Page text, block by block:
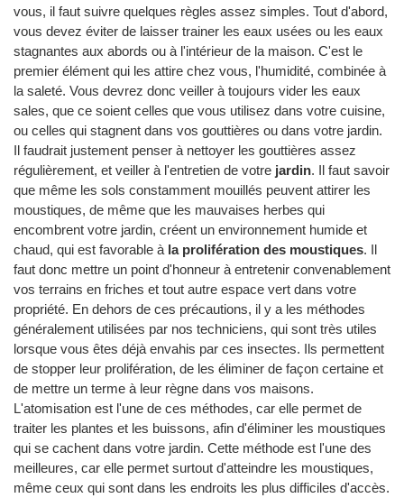
vous, il faut suivre quelques règles assez simples. Tout d'abord,
vous devez éviter de laisser trainer les eaux usées ou les eaux
stagnantes aux abords ou à l'intérieur de la maison. C'est le
premier élément qui les attire chez vous, l'humidité, combinée à
la saleté. Vous devrez donc veiller à toujours vider les eaux
sales, que ce soient celles que vous utilisez dans votre cuisine,
ou celles qui stagnent dans vos gouttières ou dans votre jardin.
Il faudrait justement penser à nettoyer les gouttières assez
régulièrement, et veiller à l'entretien de votre jardin. Il faut savoir
que même les sols constamment mouillés peuvent attirer les
moustiques, de même que les mauvaises herbes qui
encombrent votre jardin, créent un environnement humide et
chaud, qui est favorable à la prolifération des moustiques. Il
faut donc mettre un point d'honneur à entretenir convenablement
vos terrains en friches et tout autre espace vert dans votre
propriété. En dehors de ces précautions, il y a les méthodes
généralement utilisées par nos techniciens, qui sont très utiles
lorsque vous êtes déjà envahis par ces insectes. Ils permettent
de stopper leur prolifération, de les éliminer de façon certaine et
de mettre un terme à leur règne dans vos maisons.
L'atomisation est l'une de ces méthodes, car elle permet de
traiter les plantes et les buissons, afin d'éliminer les moustiques
qui se cachent dans votre jardin. Cette méthode est l'une des
meilleures, car elle permet surtout d'atteindre les moustiques,
même ceux qui sont dans les endroits les plus difficiles d'accès.